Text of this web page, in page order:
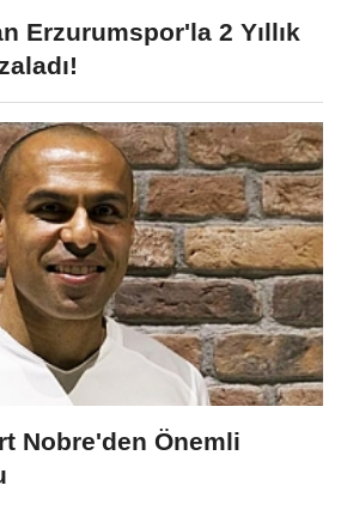
Erzurumspor'la 2 Yıllık
Nobre'den Önemli